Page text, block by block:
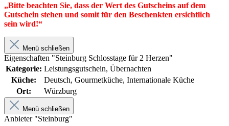
„Bitte beachten Sie, dass der Wert des Gutscheins auf dem
Gutschein stehen und somit für den Beschenkten ersichtlich
sein wird!“
Menü schließen
Eigenschaften "Steinburg Schlosstage für 2 Herzen"
Kategorie: Leistungsgutschein, Übernachten
Küche:
Deutsch, Gourmetküche, Internationale Küche
Ort:
Würzburg
Menü schließen
Anbieter "Steinburg"